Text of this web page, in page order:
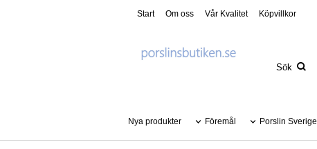
Start Om oss Vår Kvalitet Köpvillkor
Nya produkter Föremål Porslin Sverige